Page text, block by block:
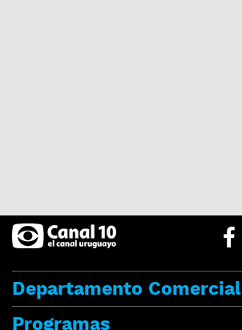
Departamento Comercial
Programas